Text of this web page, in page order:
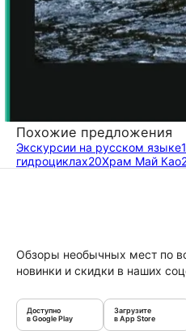
Похожие предложения
Экскурсии на русском языке
гидроциклах20Храм Май Као
Обзоры необычных мест по
новинки и скидки в наших
Доступно
в Google Play
Загрузите
в App Store